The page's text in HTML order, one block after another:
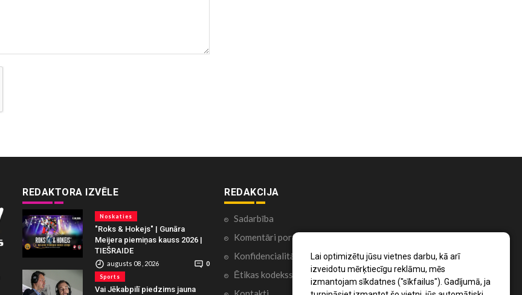
Lai optimizētu jūsu vietnes darbu, kā arī
izveidotu mērķtiecīgu reklāmu, mēs
izmantojam sīkdatnes ("sīkfailus"). Gadījumā, ja
REDAKTORA IZVĒLE
Noskaties
"Roks & Hokejs" | Gunāra
Meijera piemiņas kauss 2026 |
TIEŠRAIDE
augusts 08 , 2026 0
Sports
Vai Jēkabpilī piedzims jauna
REDAKCIJA
Sadarbība
Komentāri portālā
Konfidencialitātes politika
Ētikas kodekss